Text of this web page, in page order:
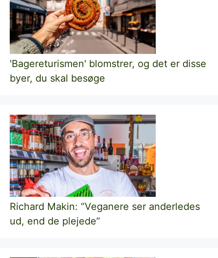
'Bagereturismen' blomstrer, og det er disse
byer, du skal besøge
Richard Makin: “Veganere ser anderledes
ud, end de plejede”